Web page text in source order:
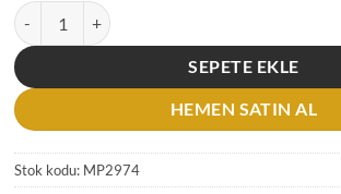
Narciso Rodriguez For Him Bleu Noir EDT 100
SEPETE EKLE
HEMEN SATIN AL
Stok kodu: MP2974